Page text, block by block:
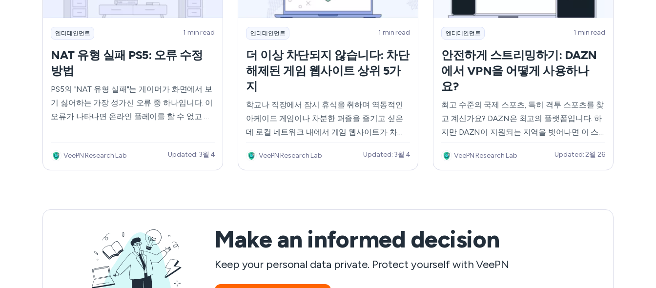
日本語
BetMGM을 위한 신뢰할 수 있는 VPN을 선택하
엔터테인먼트 1 min read
NAT 유형 실패 PS5: 오류 수정
방법
PS5의 "NAT 유형 실패"는 게이머가 화면에서 보
기 싫어하는 가장 성가신 오류 중 하나입니다. 이
오류가 나타나면 온라인 플레이를 할 수 없고 라
류"를 해결하고 번거로움 없이 온라인 게임을 즐
길 수 있도록 주사위를 굴려야 할 때입니다. 이
VeePN Research Lab Updated: 3월 4
엔터테인먼트 1 min read
더 이상 차단되지 않습니다: 차단
해제된 게임 웹사이트 상위 5가
지
학교나 직장에서 잠시 휴식을 취하며 역동적인
아케이드 게임이나 차분한 퍼즐을 즐기고 싶은
데 로컬 네트워크 내에서 게임 웹사이트가 차단
육 시설에서 흔히 볼 수 있는 일입니다. 업무/학
업에 집중해야 하기 때문에 이러한 제한의 논리
기 위해 차단되지 않은 게임 웹사이트 5곳을 소
개합니다!
VeePN Research Lab Updated: 3월 4
엔터테인먼트 1 min read
안전하게 스트리밍하기: DAZN
에서 VPN을 어떻게 사용하나
요?
최고 수준의 국제 스포츠, 특히 격투 스포츠를 찾
고 계신가요? DAZN은 최고의 플랫폼입니다. 하
지만 DAZN이 지원되는 지역을 벗어나면 이 스
도 높은 구독자라도 꽤나 어려운 일이 될 수 있습
니다. 하지만 걱정하지 마세요. DAZN VPN은 중
VeePN Research Lab Updated: 2월 26
Make an informed decision
Keep your personal data private. Protect yourself with VeePN